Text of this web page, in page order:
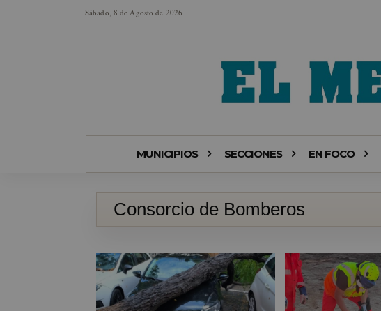
Sábado, 8 de Agosto de 2026
MUNICIPIOS SECCIONES EN FOCO
Consorcio de Bomberos